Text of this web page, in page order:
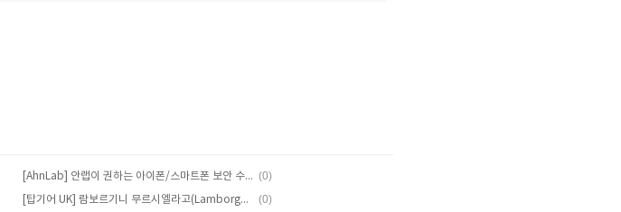
[AhnLab] 안랩이 권하는 아이폰/스마트폰 보안 수칙 10계명 (0)
[탑기어 UK] 람보르기니 무르시엘라고(Lamborghini Murcielago) (0)